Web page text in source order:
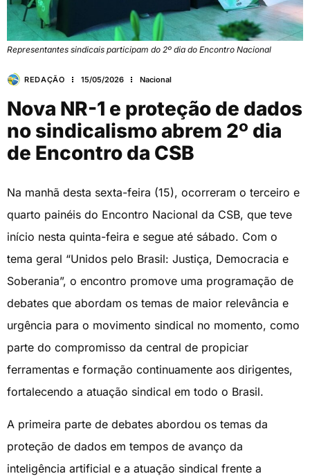
Representantes sindicais participam do 2º dia do Encontro Nacional
REDAÇÃO 15/05/2026 Nacional
Nova NR-1 e proteção de dados
no sindicalismo abrem 2º dia
de Encontro da CSB
Na manhã desta sexta-feira (15), ocorreram o terceiro e
quarto painéis do Encontro Nacional da CSB, que teve
início nesta quinta-feira e segue até sábado. Com o
tema geral “Unidos pelo Brasil: Justiça, Democracia e
Soberania”, o encontro promove uma programação de
debates que abordam os temas de maior relevância e
urgência para o movimento sindical no momento, como
parte do compromisso da central de propiciar
ferramentas e formação continuamente aos dirigentes,
fortalecendo a atuação sindical em todo o Brasil.
A primeira parte de debates abordou os temas da
proteção de dados em tempos de avanço da
inteligência artificial e a atuação sindical frente a